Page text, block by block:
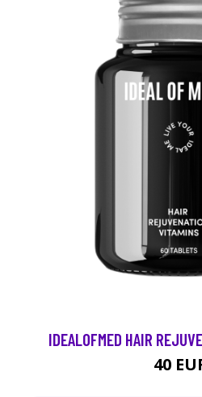
IDEALOFMED HAIR
40